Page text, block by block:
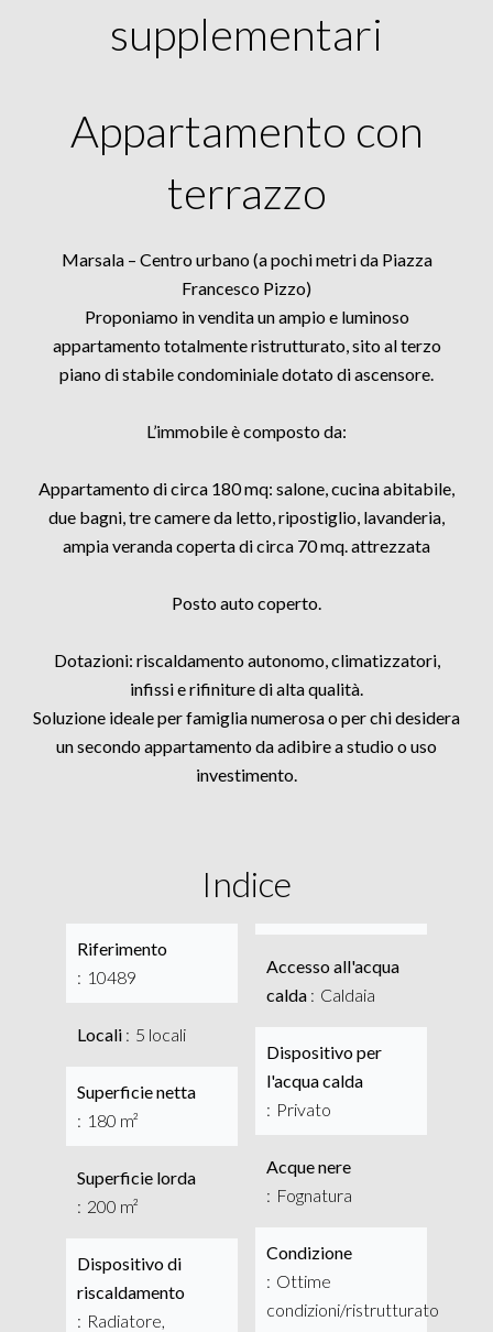
supplementari
Appartamento con
terrazzo
Marsala – Centro urbano (a pochi metri da Piazza
Francesco Pizzo)
Proponiamo in vendita un ampio e luminoso
appartamento totalmente ristrutturato, sito al terzo
piano di stabile condominiale dotato di ascensore.
L’immobile è composto da:
Appartamento di circa 180 mq: salone, cucina abitabile,
due bagni, tre camere da letto, ripostiglio, lavanderia,
ampia veranda coperta di circa 70 mq. attrezzata
Posto auto coperto.
Dotazioni: riscaldamento autonomo, climatizzatori,
infissi e rifiniture di alta qualità.
Soluzione ideale per famiglia numerosa o per chi desidera
un secondo appartamento da adibire a studio o uso
investimento.
Indice
Riferimento
10489
Locali 5 locali
Superficie netta
180 m²
Superficie lorda
200 m²
Dispositivo di
riscaldamento
Radiatore,
Accesso all'acqua
calda
Caldaia
Dispositivo per
l'acqua calda
Privato
Acque nere
Fognatura
Condizione
Ottime
condizioni/ristrutturato